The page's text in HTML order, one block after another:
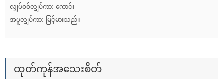
လျှပ်စစ်လျှပ်ကာ: ကောင်း
အပူလျှပ်ကာ: မြင့်မားသည်။
ထုတ်ကုန်အသေးစိတ်